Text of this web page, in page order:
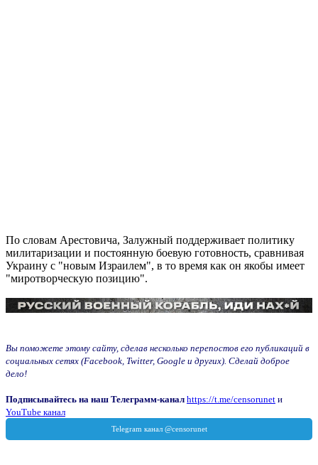
По словам Арестовича, Залужный поддерживает политику
милитаризации и постоянную боевую готовность, сравнивая
Украину с "новым Израилем", в то время как он якобы имеет
"миротворческую позицию".
Вы поможете этому сайту, сделав несколько перепостов его публикаций в
социальных сетях (Facebook, Twitter, Google и других). Сделай доброе
дело!
Подписывайтесь на наш Телеграмм-канал https://t.me/censorunet и
YouTube канал